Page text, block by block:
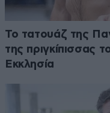
Το τατουάζ της
της πριγκίπισσας
Εκκλησία